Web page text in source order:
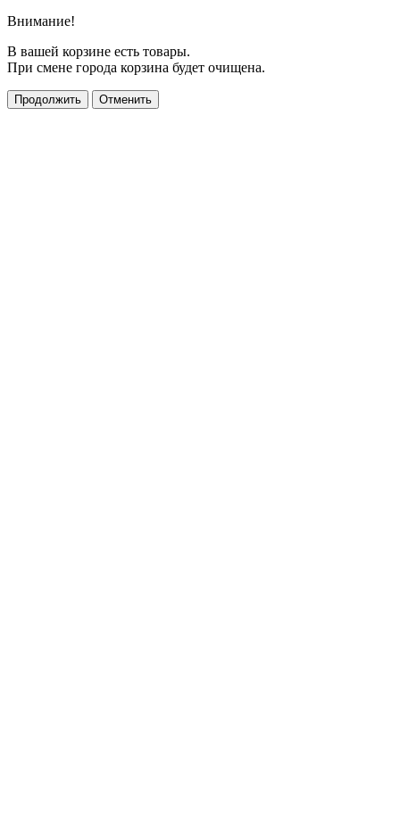
Внимание!
В вашей корзине есть товары.
При смене города корзина будет очищена.
Продолжить Отменить